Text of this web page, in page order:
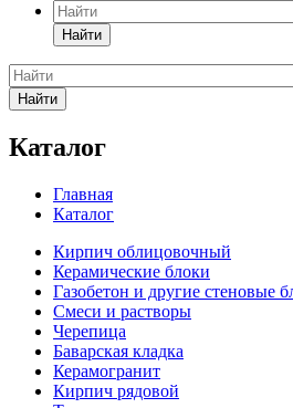
Найти
Найти
Каталог
Главная
Каталог
Кирпич облицовочный
Керамические блоки
Газобетон и другие стеновые
Смеси и растворы
Черепица
Баварская кладка
Керамогранит
Кирпич рядовой